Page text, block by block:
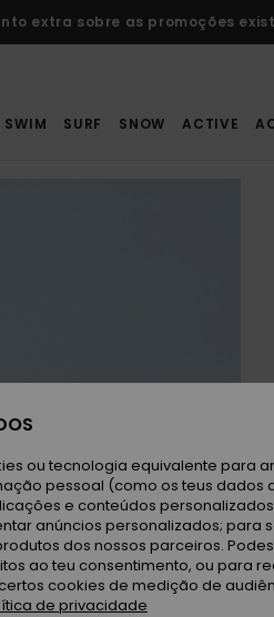
extra sobre as promoções
SWIM SURF SNOW ACTIVE
ou tecnologia equivalente para
pessoal (como os teus dados
e conteúdos
anúncios personalizados; para
dos nossos parceiros.
ao teu consentimento, ou para
cookies de medição de
de privacidade